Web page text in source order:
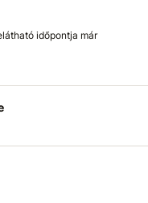
időpontja már